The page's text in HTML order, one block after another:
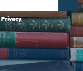
Privacy